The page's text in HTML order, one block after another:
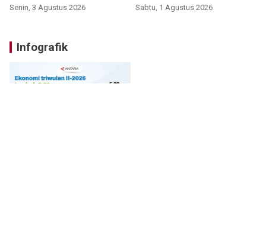
Senin, 3 Agustus 2026 Sabtu, 1 Agustus 2026
Infografik